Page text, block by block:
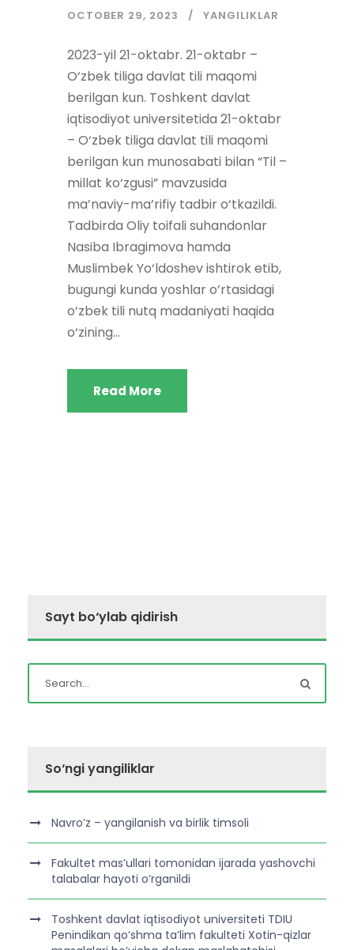
OCTOBER 29, 2023 YANGILIKLAR
2023-yil 21-oktabr. 21-oktabr –
O‘zbek tiliga davlat tili maqomi
berilgan kun. Toshkent davlat
iqtisodiyot universitetida 21-oktabr
– O‘zbek tiliga davlat tili maqomi
berilgan kun munosabati bilan “Til –
millat ko‘zgusi” mavzusida
ma’naviy-ma’rifiy tadbir o‘tkazildi.
Tadbirda Oliy toifali suhandonlar
Nasiba Ibragimova hamda
Muslimbek Yo‘ldoshev ishtirok etib,
bugungi kunda yoshlar o’rtasidagi
o’zbek tili nutq madaniyati haqida
o‘zining...
Read More
Sayt bo‘ylab qidirish
So‘ngi yangiliklar
Navro’z – yangilanish va birlik timsoli
Fakultet mas’ullari tomonidan ijarada yashovchi
talabalar hayoti o’rganildi
Toshkent davlat iqtisodiyot universiteti TDIU
Penindikan qo’shma ta’lim fakulteti Xotin-qizlar